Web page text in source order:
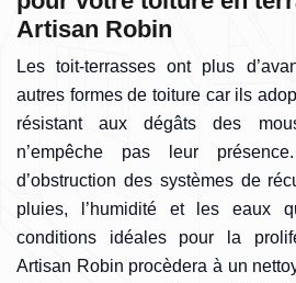
Artisan Robin
Les toit-terrasses ont plus
autres formes de toiture car ils
résistant aux dégâts des
n’empêche pas leur
d’obstruction des systèmes de
pluies, l’humidité et les eaux
conditions idéales pour la
Artisan Robin procèdera à un